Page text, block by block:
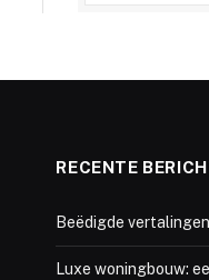
RECENTE
Beëdigde
Luxe woningbouw: